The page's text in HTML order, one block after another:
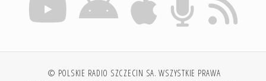
© POLSKIE RADIO SZCZECIN SA. WSZYSTKIE PRAWA